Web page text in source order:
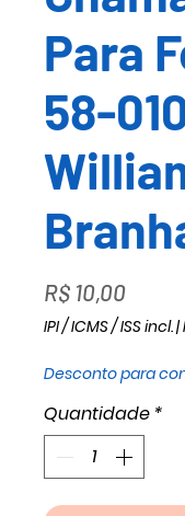
Para
58-
R$ 10,00Preço
IPI / ICMS / ISS incl.|
Desconto para
Quantidade *